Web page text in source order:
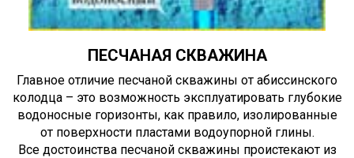
ПЕСЧАНАЯ СКВАЖИНА
Главное отличие песчаной скважины от абиссинского
колодца – это возможность эксплуатировать глубокие
водоносные горизонты, как правило, изолированные
от поверхности пластами водоупорной глины.
Все достоинства песчаной скважины проистекают из